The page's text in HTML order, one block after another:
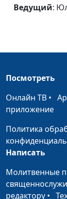
атмосферы
Про принцев и
принцесс
Бог, Ты,
красив
Ведущий:
Посмотреть
Онлайн ТВ •
приложение
Политика
Написать
Молитвенные
редактору •